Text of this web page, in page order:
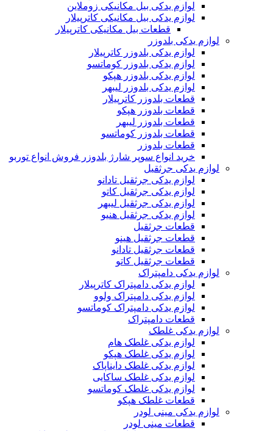
لوازم یدکی بیل مکانیکی زوملاین
لوازم یدکی بیل مکانیکی کاترپیلار
قطعات بیل مکانیکی کاترپیلار
لوازم یدکی بلدوزر
لوازم یدکی بلدوزر کاترپیلار
لوازم یدکی بلدوزر کوماتسو
لوازم یدکی بلدوزر هپکو
لوازم یدکی بلدوزر لیبهر
قطعات بلدوزر کاترپیلار
قطعات بلدوزر هپکو
قطعات بلدوزر لیبهر
قطعات بلدوزر کوماتسو
قطعات بلدوزر
خرید انواع سوپر شارژ بلدوزر فروش انواع توربو
لوازم یدکی جرثقیل
لوازم یدکی جرثقیل تادانو
لوازم یدکی جرثقیل کاتو
لوازم یدکی جرثقیل لیبهر
لوازم یدکی جرثقیل هنیو
قطعات جرثقیل
قطعات جرثقیل هینو
قطعات جرثقیل تادانو
قطعات جرثقیل کاتو
لوازم یدکی دامپتراک
لوازم یدکی دامپتراک کاترپیلار
لوازم یدکی دامپتراک ولوو
لوازم یدکی دامپتراک کوماتسو
قطعات دامپتراک
لوازم یدکی غلطک
لوازم یدکی غلطک هام
لوازم یدکی غلطک هپکو
لوازم یدکی غلطک دایناپاک
لوازم یدکی غلطک ساکایی
لوازم یدکی غلطک کوماتسو
قطعات غلطک هپکو
لوازم یدکی مینی لودر
قطعات مینی لودر